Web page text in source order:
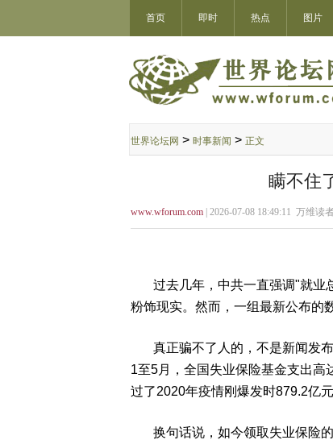
首页 即时 热点 图片
世界论坛网 > 时事新闻 > 正文
瞒不住
www.wforum.com | 2026-07-08 18:49:11 万维读
过去几年，中共一直强调"就业
粉饰现实。然而，一组最新公布的
真正骗不了人的，不是新闻发布
1至5月，全国失业保险基金支出高
过了2020年疫情刚爆发时879.2亿元
换句话说，如今领取失业保险的